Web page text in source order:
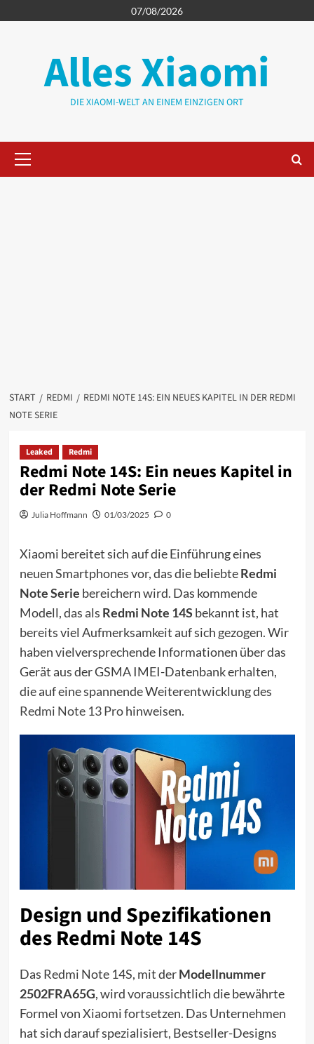
Inhalt
07/08/2026
Alles Xiaomi
DIE XIAOMI-WELT AN EINEM EINZIGEN ORT
Menü
START REDMI
REDMI NOTE 14S: EIN NEUES KAPITEL IN DER REDMI
NOTE SERIE
Leaked Redmi
Redmi Note 14S: Ein neues Kapitel in
der Redmi Note Serie
Julia Hoffmann 01/03/2025 0
Xiaomi bereitet sich auf die Einführung eines
neuen Smartphones vor, das die beliebteRedmi
Note Serie bereichern wird. Das kommende
Modell, das als Redmi Note 14S bekannt ist, hat
bereits viel Aufmerksamkeit auf sich gezogen. Wir
haben vielversprechende Informationen über das
Gerät aus der GSMA IMEI-Datenbank erhalten,
die auf eine spannende Weiterentwicklung des
Redmi Note 13 Prohinweisen.
Design und Spezifikationen
des Redmi Note 14S
Das Redmi Note 14S, mit derModellnummer
2502FRA65G, wird voraussichtlich die bewährte
Formel von Xiaomi fortsetzen. Das Unternehmen
hat sich darauf spezialisiert, Bestseller-Designs